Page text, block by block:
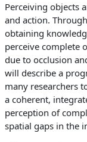
Perceiving objects
and action.
obtaining
perceive complete
due to occlusion
will describe a
many researchers
a coherent,
perception of
spatial gaps in the